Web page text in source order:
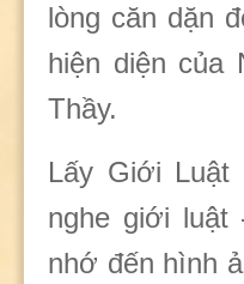
lòng căn dặn
hiện diện của
Thầy.
Lấy Giới
nghe giới
nhớ đến hình